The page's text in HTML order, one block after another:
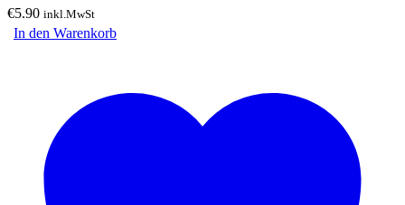
€5.90 inkl.MwSt
In den Warenkorb